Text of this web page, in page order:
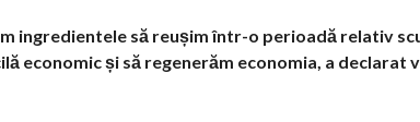
ingredientele să reușim într-o perioadă relativ
economic și să regenerăm economia, a